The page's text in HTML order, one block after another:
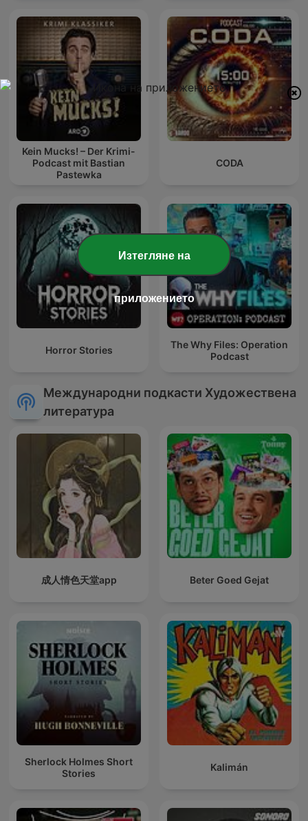
Kein Mucks! – Der Krimi-
Podcast mit Bastian
Pastewka
CODA
Horror Stories
The Why Files: Operation
Podcast
Международни подкасти Художествена
литература
成人情色天堂app Beter Goed Gejat
Sherlock Holmes Short
Stories
Kalimán
Изтегляне на
приложението